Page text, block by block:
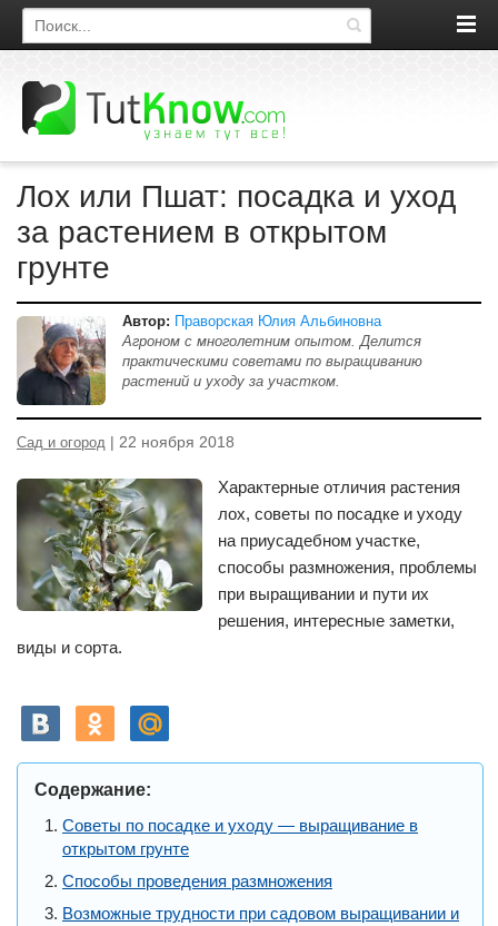
Поиск по сайту
Лох или Пшат: посадка и уход
за растением в открытом
грунте
Автор: Праворская Юлия Альбиновна
Агроном с многолетним опытом. Делится
практическими советами по выращиванию
растений и уходу за участком.
Сад и огород | 22 ноября 2018
Характерные отличия растения
лох, советы по посадке и уходу
на приусадебном участке,
способы размножения, проблемы
при выращивании и пути их
решения, интересные заметки,
виды и сорта.
Содержание:
Советы по посадке и уходу — выращивание в
открытом грунте
Способы проведения размножения
Возможные трудности при садовом выращивании и